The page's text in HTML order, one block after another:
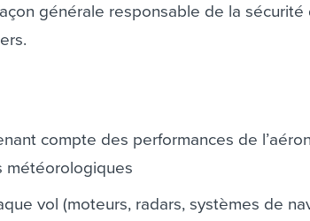
générale responsable de la sécurité
compte des performances de
météorologiques
vol (moteurs, radars, systèmes de